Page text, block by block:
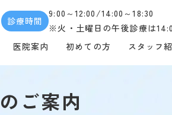
医院案内 初めての方 スタッフ
診療時間
9:00～12:00/14:00～18:30
※火・土曜日の午後診療は
ご案内